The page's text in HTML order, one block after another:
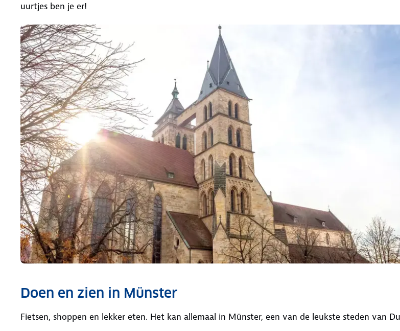
uurtjes ben je er!
Doen en zien in Münster
Fietsen, shoppen en lekker eten. Het kan allemaal in Münster, een van de leukste steden van